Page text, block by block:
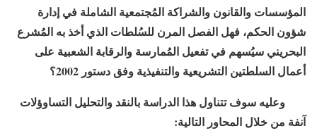
المؤسسات والقانون والشراكة المُجتمعية الشاملة في إدارة
شؤون الحكم، فهل الفصل المرن للسُلطات الذي أخذ به المُشرع
البحريني سيُسهم في تفعيل المُمارسة والرقابة الشعبية على
أعمال السلطتين التشريعية والتنفيذية وفق دستور 2002؟
وعليه سوف تتناول هذا الدراسة بالنقد والتحليل التساوؤلات
آنفة من خلال المحاور التالية: